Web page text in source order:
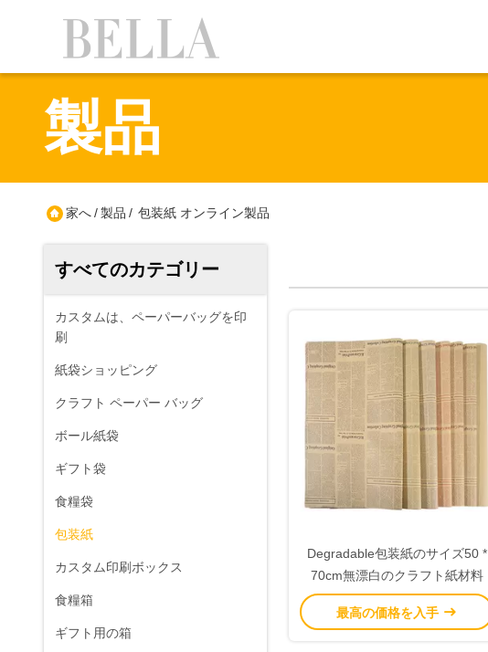
製品
家へ/製品 / 包装紙 オンライン製品
すべてのカテゴリー
カスタムは、ペーパーバッグを印
刷
紙袋ショッピング
クラフト ペーパー バッグ
ボール紙袋
ギフト袋
食糧袋
包装紙
カスタム印刷ボックス
食糧箱
ギフト用の箱
Degradable包装紙のサイズ50 *
70cm無漂白のクラフト紙材料
最高の価格を入手